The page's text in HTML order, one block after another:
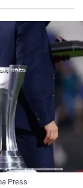
Press